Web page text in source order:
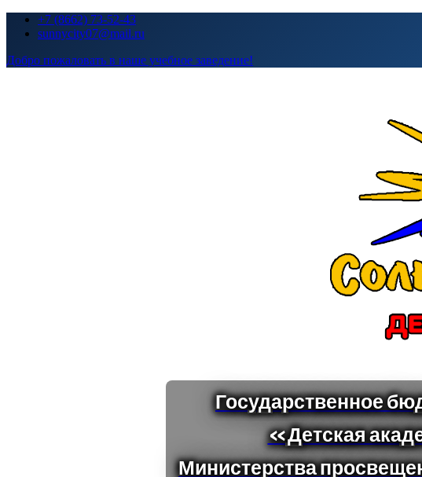
Перейти+7 (8662) 73-52-43
sunnycity07@mail.ru
Добро пожаловать в наше учебное заведение!